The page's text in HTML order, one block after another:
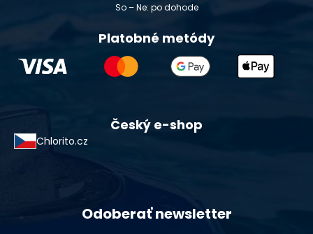
So – Ne: po dohode
Platobné metódy
Český e-shop
Chlorito.cz
Odoberať newsletter